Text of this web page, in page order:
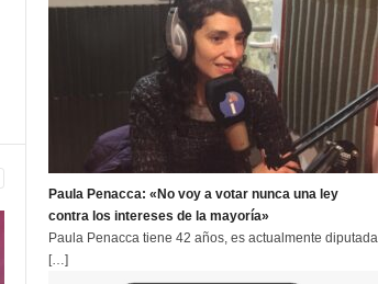
Paula Penacca: «No voy a votar nunca una ley
contra los intereses de la mayoría»
Paula Penacca tiene 42 años, es actualmente diputada
[…]